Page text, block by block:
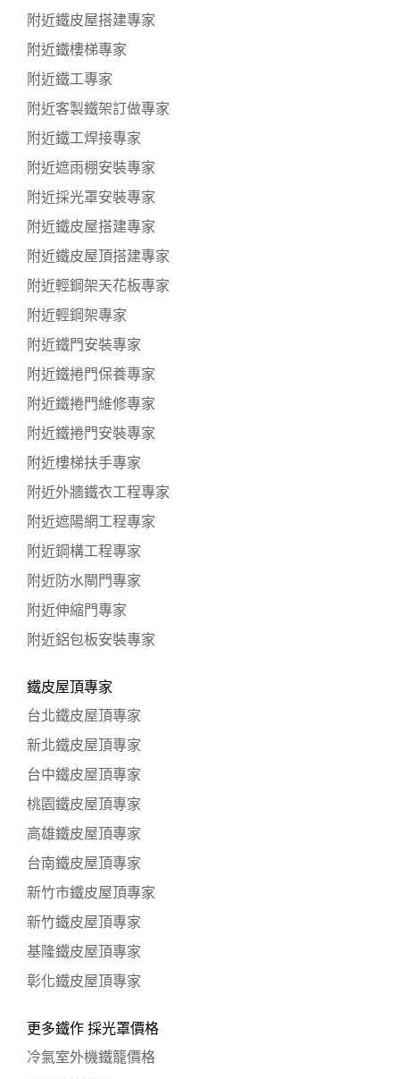
附近鐵皮屋搭建專家
附近鐵樓梯專家
附近鐵工專家
附近客製鐵架訂做專家
附近鐵工焊接專家
附近遮雨棚安裝專家
附近採光罩安裝專家
附近鐵皮屋搭建專家
附近鐵皮屋頂搭建專家
附近輕鋼架天花板專家
附近輕鋼架專家
附近鐵門安裝專家
附近鐵捲門保養專家
附近鐵捲門維修專家
附近鐵捲門安裝專家
附近樓梯扶手專家
附近外牆鐵衣工程專家
附近遮陽網工程專家
附近鋼構工程專家
附近防水閘門專家
附近伸縮門專家
附近鋁包板安裝專家
鐵皮屋頂專家
台北鐵皮屋頂專家
新北鐵皮屋頂專家
台中鐵皮屋頂專家
桃園鐵皮屋頂專家
高雄鐵皮屋頂專家
台南鐵皮屋頂專家
新竹市鐵皮屋頂專家
新竹鐵皮屋頂專家
基隆鐵皮屋頂專家
彰化鐵皮屋頂專家
更多鐵作 採光罩價格
冷氣室外機鐵籠價格